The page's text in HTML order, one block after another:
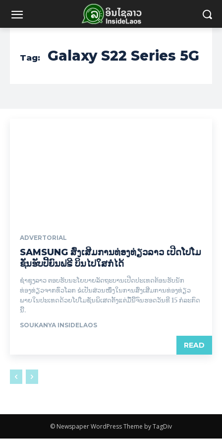
Tag: Galaxy S22 Series 5G
ADVERTORIAL
SAMSUNG ສົ່ງເສີມການທ່ອງທ່ຽວລາວ ເປີດໂປໂມ
ຊັ່ນຮັບປີ້ຍົນຟຣີ ບິນໄປໃສກໍໄດ້
ຊໍາຊຸງລາວ ຕອບຮັບນະໂຍບາຍລັດຖະບານເປີດປະເທດຕ້ອນຮັບນັກ
ທ່ອງທ່ຽວຈາກທົ່ວໂລກ ຂໍເປັນສ່ວນໜຶ່ງໃນການສົ່ງເສີມການທ່ອງທ່ຽວ
ພາຍໃນປະເທດດ້ວຍໂປໂມຊັ່ນພິເສດຕັ້ງແຕ່ມື້ນີ້ຈົນຮອດວັນທີ 15 ກໍລະກົດ
ນີ້.
SOUKANYA INSIDELAOS
READ
© Newspaper WordPress Theme by TagDiv